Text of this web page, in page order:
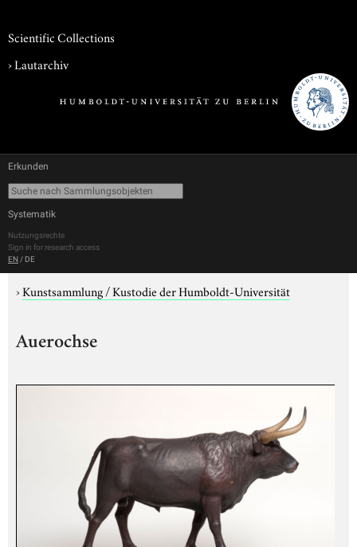
Scientific Collections
›Lautarchiv
Erkunden
Systematik
Nutzungsrechte
Sign in for research access
EN / DE
›Kunstsammlung / Kustodie der Humboldt-Universität
Auerochse